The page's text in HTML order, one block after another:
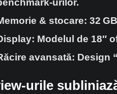
& stocare: 32
Modelul de 18″
avansată: Design